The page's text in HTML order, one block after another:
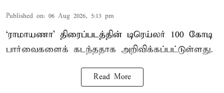
Published on: 06 Aug 2026, 5:13 pm
‘ராமாயணா’ திரைப்படத்தின் டிரெய்லர் 100 கோடி
பார்வைகளைக் கடந்ததாக அறிவிக்கப்பட்டுள்ளது.
Read More